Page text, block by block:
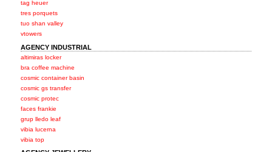
tag heuer
tres porquets
tuo shan valley
vtowers
AGENCY INDUSTRIAL
altimiras locker
bra coffee machine
cosmic container basin
cosmic gs transfer
cosmic protec
faces frankie
grup lledo leaf
vibia lucerna
vibia top